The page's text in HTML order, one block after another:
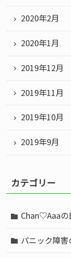
2020年2月
2020年1月
2019年12月
2019年11月
2019年10月
2019年9月
カテゴリー
Chan♡Aaaの
パニック障害